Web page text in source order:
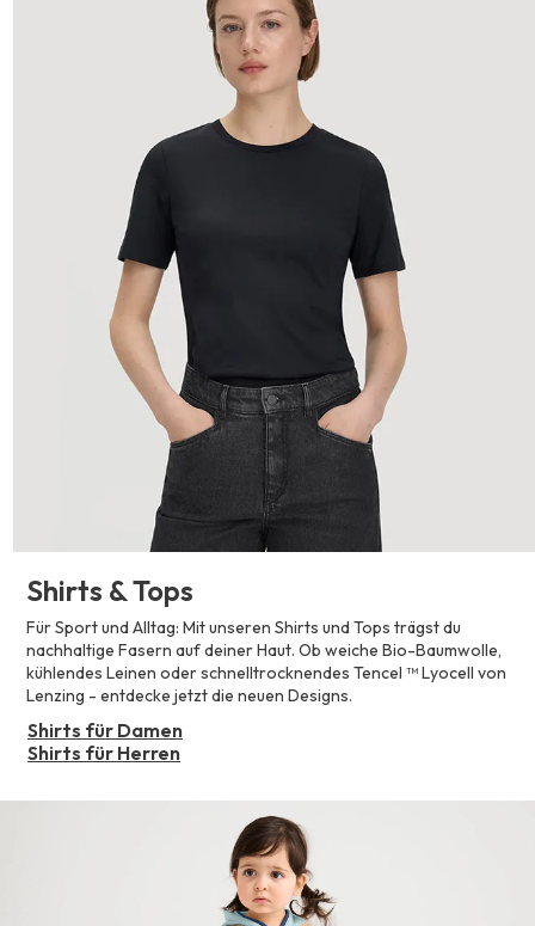
Shirts & Tops
Für Sport und Alltag: Mit unseren Shirts und Tops trägst du
nachhaltige Fasern auf deiner Haut. Ob weiche Bio-Baumwolle,
kühlendes Leinen oder schnelltrocknendes Tencel ™ Lyocell von
Lenzing - entdecke jetzt die neuen Designs.
Shirts für Damen
Shirts für Herren